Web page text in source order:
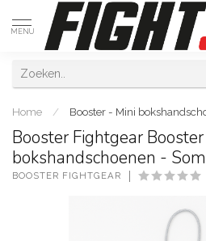
MENU
Home / Booster - Mini
Booster Fightgear
bokshandschoenen -
BOOSTER FIGHTGEAR